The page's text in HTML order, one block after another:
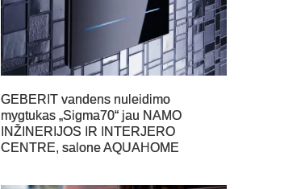
GEBERIT vandens nuleidimo
mygtukas „Sigma70“ jau NAMO
INŽINERIJOS IR INTERJERO
CENTRE, salone AQUAHOME